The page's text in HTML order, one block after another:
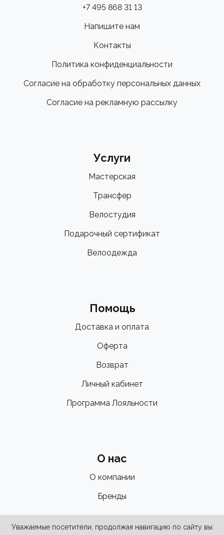
+7 495 868 31 13
Напишите нам
Контакты
Политика конфиденциальности
Согласие на обработку персональных данных
Согласие на рекламную рассылку
Услуги
Мастерская
Трансфер
Велостудия
Подарочный сертификат
Велоодежда
Помощь
Доставка и оплата
Оферта
Возврат
Личный кабинет
Программа Лояльности
О нас
О компании
Бренды
Уважаемые посетители, продолжая навигацию по сайту вы